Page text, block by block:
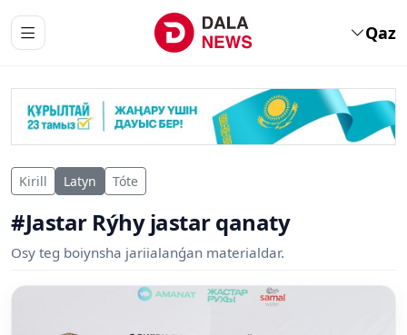
Qaz
Kirill Latyn Tóte
#Jastar Rýhy jastar qanaty
Osy teg boiynsha jariialanǵan materialdar.